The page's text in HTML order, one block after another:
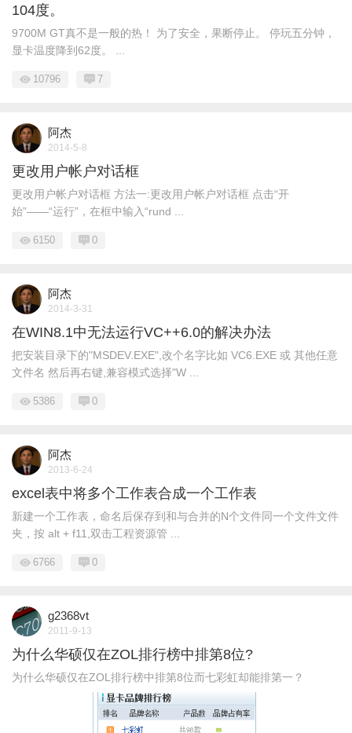
104度。
9700M GT真不是一般的热！ 为了安全，果断停止。 停玩五分钟，
显卡温度降到62度。 ...
10796 7
阿杰
2014-5-8
更改用户帐户对话框
更改用户帐户对话框 方法一:更改用户帐户对话框 点击“开
始”——“运行”，在框中输入“rund ...
6150 0
阿杰
2014-3-31
在WIN8.1中无法运行VC++6.0的解决办法
把安装目录下的"MSDEV.EXE",改个名字比如 VC6.EXE 或 其他任意
文件名 然后再右键,兼容模式选择"W ...
5386 0
阿杰
2013-6-24
excel表中将多个工作表合成一个工作表
新建一个工作表，命名后保存到和与合并的N个文件同一个文件文件
夹，按 alt + f11,双击工程资源管 ...
6766 0
g2368vt
2011-9-13
为什么华硕仅在ZOL排行榜中排第8位?
为什么华硕仅在ZOL排行榜中排第8位而七彩虹却能排第一？